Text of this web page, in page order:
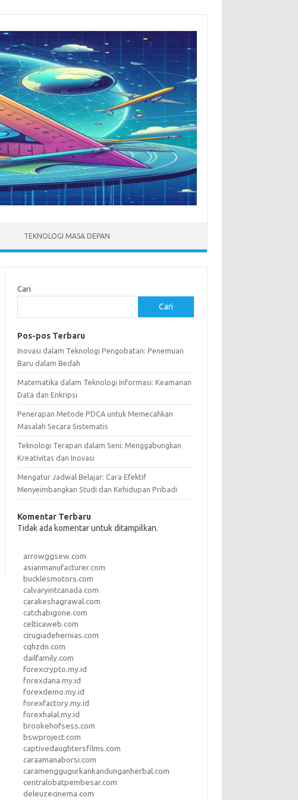
TEKNOLOGI MASA DEPAN
Cari
Cari
Pos-pos Terbaru
Inovasi dalam Teknologi Pengobatan: Penemuan
Baru dalam Bedah
Matematika dalam Teknologi Informasi: Keamanan
Data dan Enkripsi
Penerapan Metode PDCA untuk Memecahkan
Masalah Secara Sistematis
Teknologi Terapan dalam Seni: Menggabungkan
Kreativitas dan Inovasi
Mengatur Jadwal Belajar: Cara Efektif
Menyeimbangkan Studi dan Kehidupan Pribadi
Komentar Terbaru
Tidak ada komentar untuk ditampilkan.
arrowggsew.com
asianmanufacturer.com
bucklesmotors.com
calvaryintcanada.com
carakeshagrawal.com
catchabigone.com
celticaweb.com
cirugiadehernias.com
cqhzdn.com
dailfamily.com
forexcrypto.my.id
forexdana.my.id
forexdemo.my.id
forexfactory.my.id
forexhalal.my.id
brookehofsess.com
bswproject.com
captivedaughtersfilms.com
caraamanaborsi.com
caramenggugurkankandunganherbal.com
centralobatpembesar.com
deleuzecinema.com